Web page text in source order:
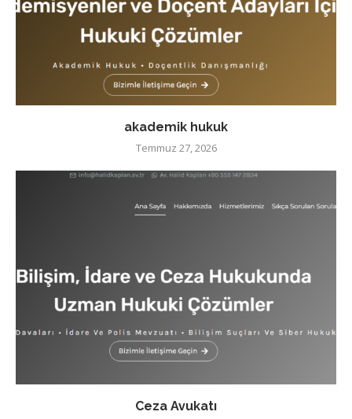
akademik hukuk
Temmuz 27, 2026
Ceza Avukatı